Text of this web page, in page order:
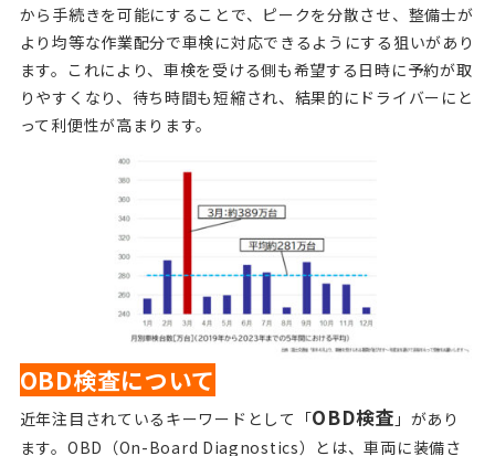
から手続きを可能にすることで、ピークを分散させ、整備士が
より均等な作業配分で車検に対応できるようにする狙いがあり
ます。これにより、車検を受ける側も希望する日時に予約が取
りやすくなり、待ち時間も短縮され、結果的にドライバーにと
って利便性が高まります。
OBD検査について
近年注目されているキーワードとして「OBD検査 」があり
ます。OBD（On-Board Diagnostics）とは、車両に装備さ